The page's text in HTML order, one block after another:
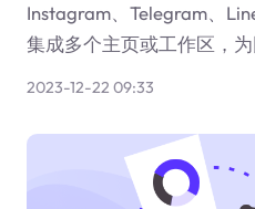
Instagram、Telegram、
集成多个主页或工作区，为
2023-12-22 09:33